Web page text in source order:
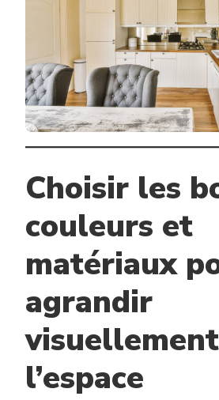
Choisir les
couleurs et
matériaux
agrandir
visuellement
l’espace